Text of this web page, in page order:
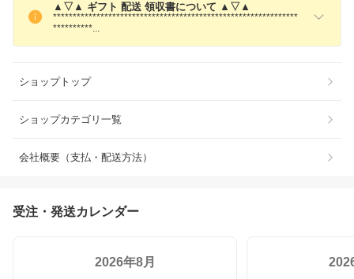
▲▽▲ ギフト 配送 領収書について ▲▽▲
**************************************************************
**********
ショップトップ
ショップカテゴリ一覧
会社概要（支払・配送方法）
受注・発送カレンダー
2026年8月